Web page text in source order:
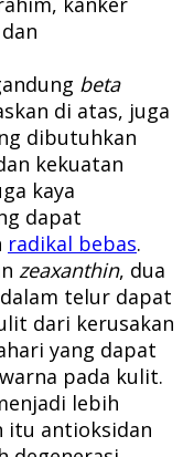
beta
di atas, juga
dibutuhkan
kekuatan
kaya
dapat
radikal bebas.
zeaxanthin, dua
telur dapat
dari kerusakan
yang dapat
pada kulit.
lebih
itu antioksidan